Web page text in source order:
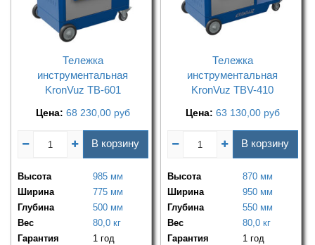
Тележка
инструментальная
KronVuz TB-601
Цена: 68 230,00 руб
В корзину
Высота
985 мм
Ширина
775 мм
Глубина
500 мм
Вес
80,0 кг
Гарантия
1 год
Тележка
инструментальная
KronVuz TBV-410
Цена: 63 130,00 руб
В корзину
Высота
870 мм
Ширина
950 мм
Глубина
550 мм
Вес
80,0 кг
Гарантия
1 год